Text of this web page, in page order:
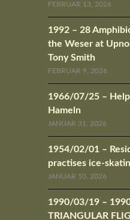
FEBRUAR 13, 2026
1992 – 28
the Weser at
Tony Smith
FEBRUAR 9, 2026
1966/07/25 –
Hameln
JANUAR 31, 2026
1954/02/01 –
practises ice-
JANUAR 10, 2026
1990/03/19 –
TRIANGULAR